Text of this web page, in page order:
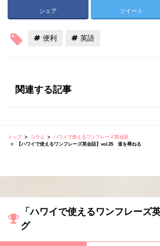
シェア ツイート
便利 英語
関連する記事
トップ コラム
ハワイで使えるワンフレーズ英会話
【ハワイで使えるワンフレーズ英会話】vol.25 道を尋ねる
「ハワイで使えるワンフレーズ
グ